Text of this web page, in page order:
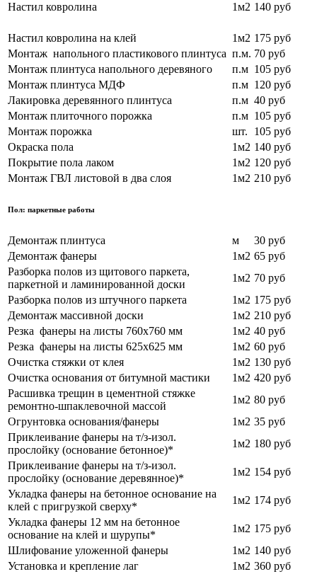
Настил ковролина
1м2 140 руб
Настил ковролина на клей 1м2 175 руб
Монтаж напольного пластикового плинтуса п.м. 70 руб
Монтаж плинтуса напольного деревяного
п.м 105 руб
Монтаж плинтуса МДФ
п.м 120 руб
Лакировка деревянного плинтуса
п.м 40 руб
Монтаж плиточного порожка
п.м 105 руб
Монтаж порожка
шт.
105 руб
Окраска пола
1м2 140 руб
Покрытие пола лаком
1м2 120 руб
Монтаж ГВЛ листовой в два слоя
1м2 210 руб
Пол: паркетные работы
Демонтаж плинтуса м
30 руб
Демонтаж фанеры
1м2 65 руб
Разборка полов из щитового паркета,
паркетной и ламинированной доски
1м2 70 руб
Разборка полов из штучного паркета
1м2 175 руб
Демонтаж массивной доски
1м2 210 руб
Резка фанеры на листы 760х760 мм
1м2 40 руб
Резка фанеры на листы 625х625 мм
1м2 60 руб
Очистка стяжки от клея
1м2 130 руб
Очистка основания от битумной мастики
1м2 420 руб
Расшивка трещин в цементной стяжке
ремонтно-шпаклевочной массой
1м2 80 руб
Огрунтовка основания/фанеры
1м2 35 руб
Приклеивание фанеры на т/з-изол.
прослойку (основание бетонное)*
1м2 180 руб
Приклеивание фанеры на т/з-изол.
прослойку (основание деревянное)*
1м2 154 руб
Укладка фанеры на бетонное основание на
клей с пригрузкой сверху*
1м2 174 руб
Укладка фанеры 12 мм на бетонное
основание на клей и шурупы*
1м2 175 руб
Шлифование уложенной фанеры
1м2 140 руб
Установка и крепление лаг
1м2 360 руб